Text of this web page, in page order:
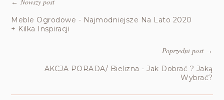
←
Meble Ogrodowe - Najmodniejsze Na Lato 2020
+ Kilka Inspiracji
Poprzedni post→
AKCJA PORADA/ Bielizna - Jak Dobrać ? Jaką
Wybrać?